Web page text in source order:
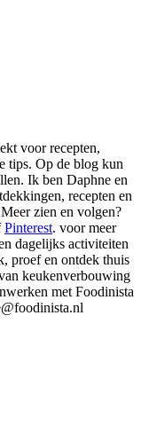
voor recepten,
tips. Op de blog kun
Ik ben Daphne en
recepten en
zien en volgen?
Pinterest. voor meer
dagelijks activiteiten
proef en ontdek thuis
keukenverbouwing
met Foodinista